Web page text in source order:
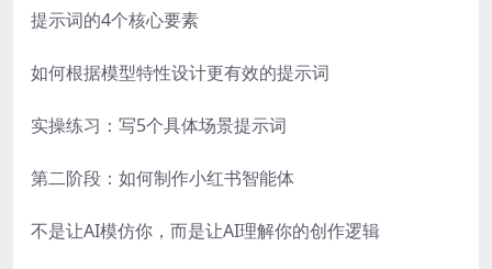
提示词的4个核心要素
如何根据模型特性设计更有效的提示词
实操练习：写5个具体场景提示词
第二阶段：如何制作小红书智能体
不是让AI模仿你，而是让AI理解你的创作逻辑